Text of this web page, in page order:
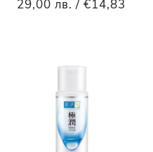
29,00 лв. / €14,83